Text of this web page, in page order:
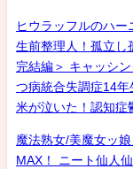
ヒウラッフルのハー
生前整理人！孤立し
完結編＞ キャッシ
つ病統合失調症14
米が泣いた！認知症
魔法熟女/美魔女ッ
MAX！ ニート仙人